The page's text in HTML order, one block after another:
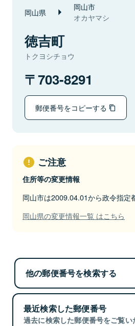
岡山県 岡山市
オカヤマシ
徳吉町
トクヨシチョウ
703-8291
郵便番号をコピーする
ご注意
住所等の変更情報
岡山市は2009.04.01から政令指定
岡山県の変更情報一覧 はこちら
他の郵便番号を検索する
最近検索した郵便番号
過去に検索した郵便番号をご覧い